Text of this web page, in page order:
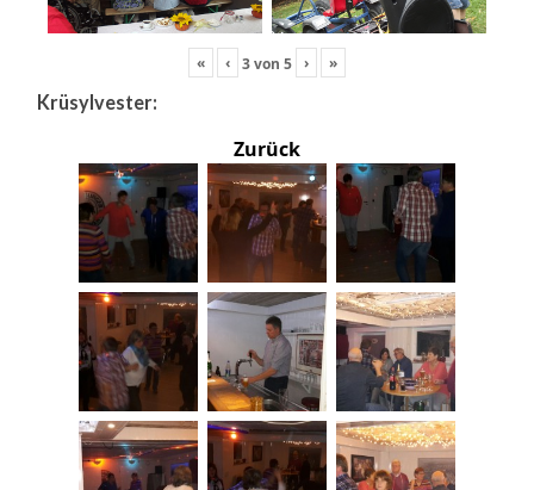
« ‹ 3von 5 › »
Krüsylvester:
Zurück